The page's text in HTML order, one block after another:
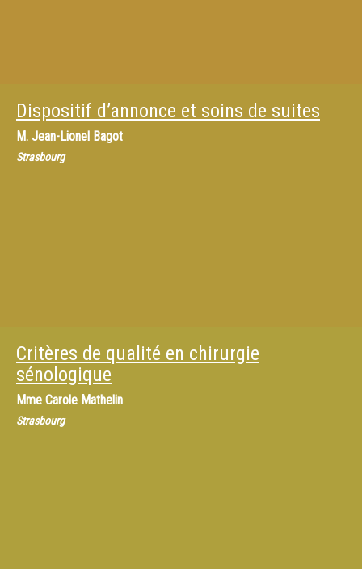
Dispositif d’annonce et soins de suites
M. Jean-Lionel Bagot
Strasbourg
Critères de qualité en chirurgie
sénologique
Mme Carole Mathelin
Strasbourg